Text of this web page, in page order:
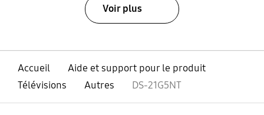
Voir plus
Accueil
Aide et support pour le produit
Télévisions
Autres DS-21G5NT